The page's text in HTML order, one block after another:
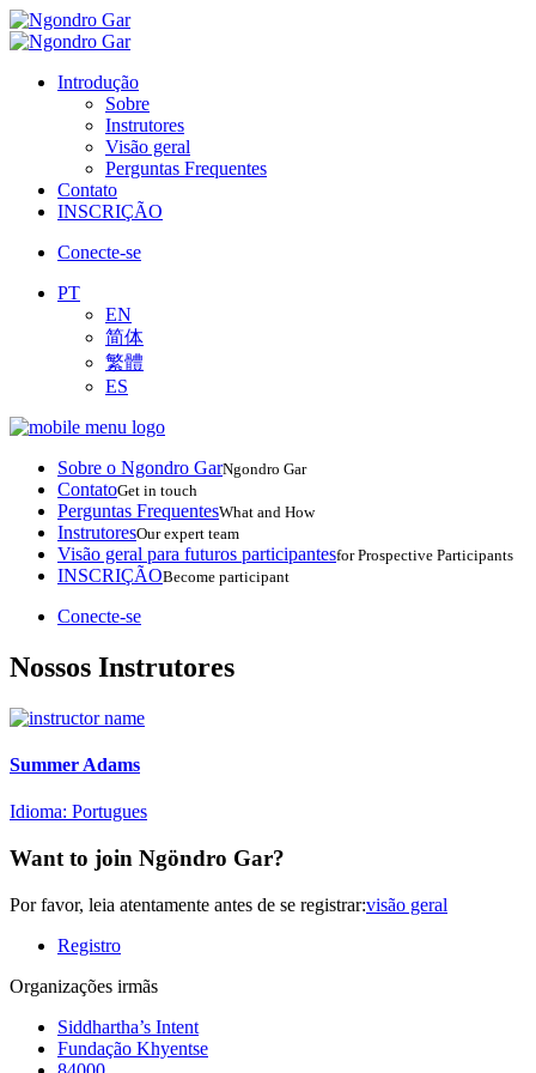
Introdução
Sobre
Instrutores
Visão geral
Perguntas Frequentes
Contato
INSCRIÇÃO
Conecte-se
PT
EN
简体
繁體
ES
Sobre o Ngondro GarNgondro Gar
ContatoGet in touch
Perguntas FrequentesWhat and How
InstrutoresOur expert team
Visão geral para futuros participantesfor Prospective Participants
INSCRIÇÃOBecome participant
Conecte-se
Nossos Instrutores
Summer Adams
Idioma: Portugues
Want to join Ngöndro Gar?
Por favor, leia atentamente antes de se registrar:visão geral
Registro
Organizações irmãs
Siddhartha’s Intent
Fundação Khyentse